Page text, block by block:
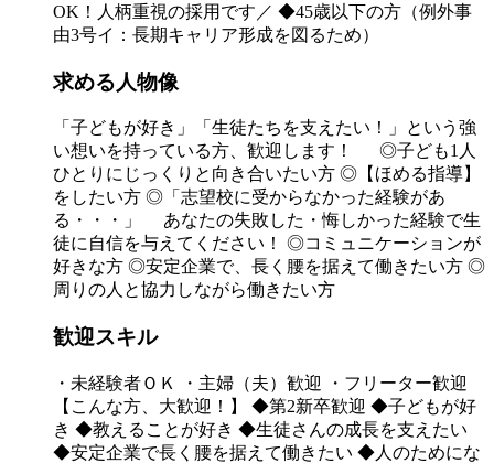
OK！人柄重視の採用です／ ◆45歳以下の方（例外事
由3号イ：長期キャリア形成を図るため）
求める人物像
「子どもが好き」「生徒たちを支えたい！」という強
い想いを持っている方、歓迎します！ ◎子ども1人
ひとりにじっくりと向き合いたい方 ◎【ほめる指導】
をしたい方 ◎「志望校に受からなかった経験があ
る・・・」 あなたの失敗した・悔しかった経験で生
徒に自信を与えてください！ ◎コミュニケーションが
好きな方 ◎安定企業で、長く腰を据えて働きたい方 ◎
周りの人と協力しながら働きたい方
歓迎スキル
・未経験者ＯＫ ・主婦（夫）歓迎 ・フリーター歓迎
【こんな方、大歓迎！】 ◆第2新卒歓迎 ◆子どもが好
き ◆教えることが好き ◆生徒さんの成長を支えたい
◆安定企業で長く腰を据えて働きたい ◆人のためにな